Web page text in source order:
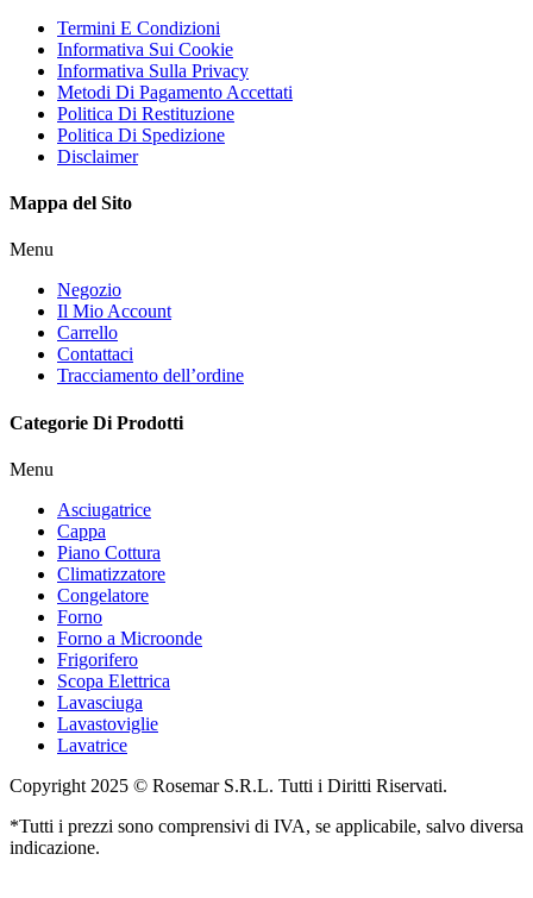
Termini E Condizioni
Informativa Sui Cookie
Informativa Sulla Privacy
Metodi Di Pagamento Accettati
Politica Di Restituzione
Politica Di Spedizione
Disclaimer
Mappa del Sito
Menu
Negozio
Il Mio Account
Carrello
Contattaci
Tracciamento dell’ordine
Categorie Di Prodotti
Menu
Asciugatrice
Cappa
Piano Cottura
Climatizzatore
Congelatore
Forno
Forno a Microonde
Frigorifero
Scopa Elettrica
Lavasciuga
Lavastoviglie
Lavatrice
Copyright 2025 © Rosemar S.R.L. Tutti i Diritti Riservati.
*Tutti i prezzi sono comprensivi di IVA, se applicabile, salvo diversa
indicazione.